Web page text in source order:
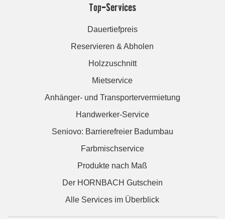
Top-Services
Dauertiefpreis
Reservieren & Abholen
Holzzuschnitt
Mietservice
Anhänger- und Transportervermietung
Handwerker-Service
Seniovo: Barrierefreier Badumbau
Farbmischservice
Produkte nach Maß
Der HORNBACH Gutschein
Alle Services im Überblick